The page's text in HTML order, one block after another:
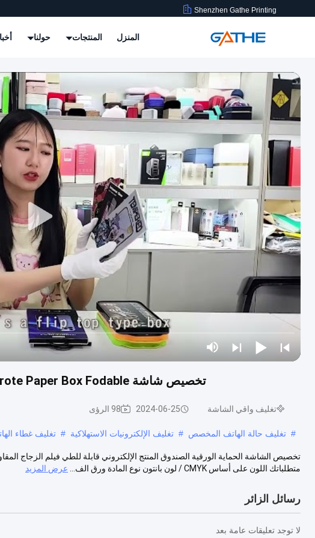
Shenzhen Gathe Printing
المنزل المنتجات حولنا
تخصيص شاشة Prote Paper Box Fodable المنتجات الإلكترونية فيلم الزجاج المقسى
تغليف واقي الشاشة 2024-06-25 98 الرؤى
# تغليف حالة الهاتف المخصص # تغليف الإلكترونيات الاستهلاكية # تغليف غطاء
تخصيص الشاشة الحماية الورقية الصندوق المنتج الإلكتروني قابلة للطي فيلم الزجاج
متطلباتك اللون على أساس CMYK / لون بانتون نوع المادة ورق الف...
عرض المزيد
رسائل الزائر
لا توجد تعليقات عامة بعد